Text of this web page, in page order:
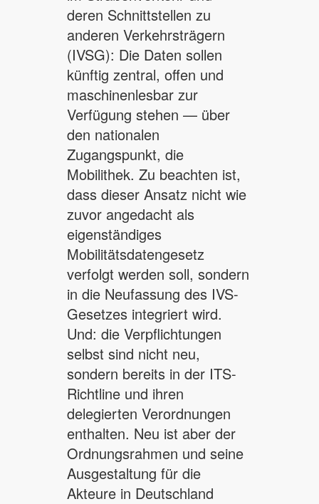
deren Schnittstellen zu
anderen Verkehrsträgern
(IVSG): Die Daten sollen
künftig zentral, offen und
maschinenlesbar zur
Verfügung stehen — über
den nationalen
Zugangspunkt, die
Mobilithek. Zu beachten ist,
dass dieser Ansatz nicht wie
zuvor angedacht als
eigenständiges
Mobilitätsdatengesetz
verfolgt werden soll, sondern
in die Neufassung des IVS-
Gesetzes integriert wird.
Und: die Verpflichtungen
selbst sind nicht neu,
sondern bereits in der ITS-
Richtline und ihren
delegierten Verordnungen
enthalten. Neu ist aber der
Ordnungsrahmen und seine
Ausgestaltung für die
Akteure in Deutschland